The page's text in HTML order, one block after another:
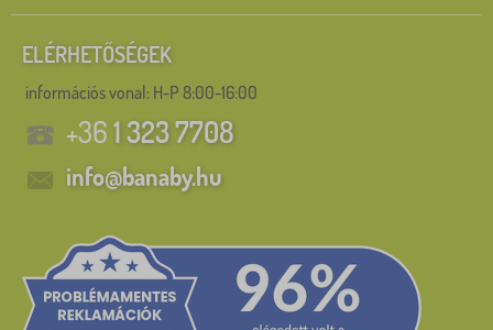
ELÉRHETŐSÉGEK
információs vonal: H-P 8:00-16:00
+361 323 7708
info@banaby.hu